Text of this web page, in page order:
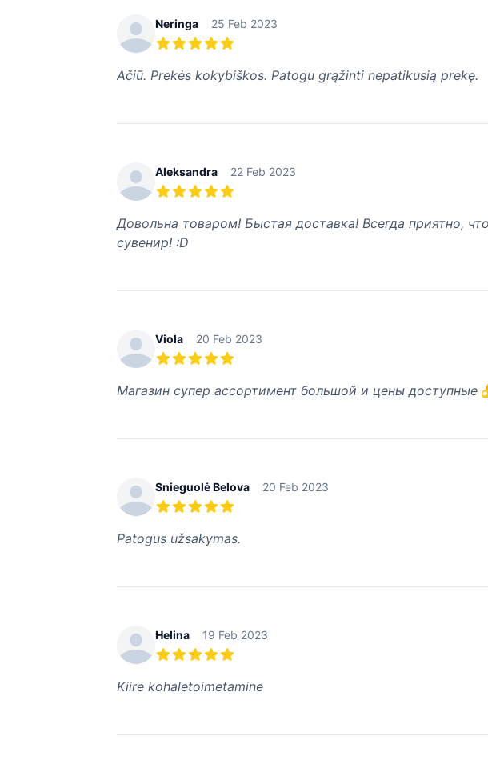
Neringa 25 Feb 2023
Ačiū. Prekės kokybiškos. Patogu grąžinti nepatikusią prekę.
Aleksandra 22 Feb 2023
Довольна товаром! Быстая доставка! Всегда приятно,
сувенир! :D
Viola 20 Feb 2023
Магазин супер ассортимент большой и цены
Snieguolė Belova 20 Feb 2023
Patogus užsakymas.
Helina 19 Feb 2023
Kiire kohaletoimetamine